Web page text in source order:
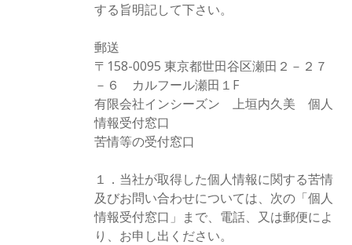
する旨明記して下さい。
郵送
〒158-0095 東京都世田谷区瀬田２－２７
－６ カルフール瀬田１F
有限会社インシーズン 上垣内久美 個人
情報受付窓口
苦情等の受付窓口
１．当社が取得した個人情報に関する苦情
及びお問い合わせについては、次の「個人
情報受付窓口」まで、電話、又は郵便によ
り、お申し出ください。